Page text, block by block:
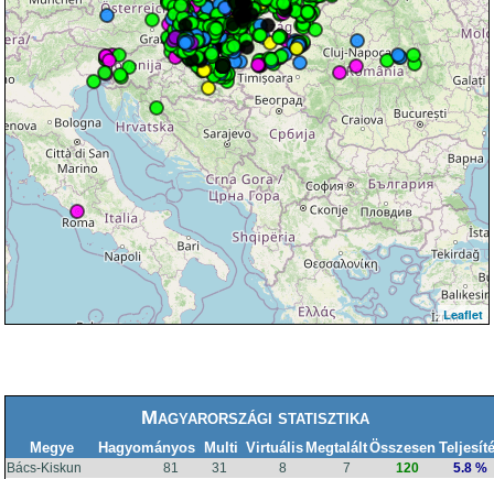
Leaflet
Magyarországi statisztika
Megye Hagyományos Multi Virtuális MegtaláltÖsszesen
Bács-Kiskun 81 31 8 7 120
5.8 %